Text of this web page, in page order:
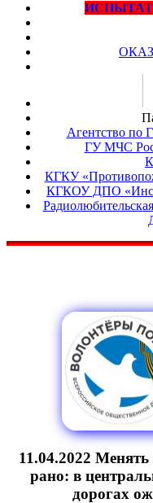
Агентство по
ГУ МЧС
КГКУ
КГКОУ ДПО
11.04.2022
рано: в
дорогах